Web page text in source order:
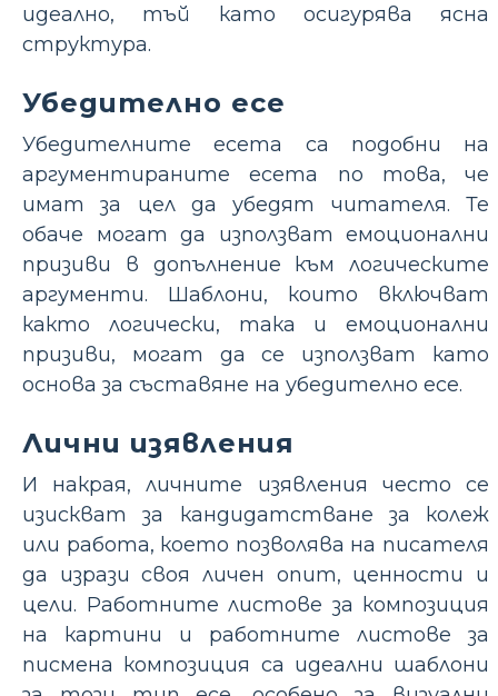
идеално, тъй като осигурява ясна
структура.
Убедително есе
Убедителните есета са подобни на
аргументираните есета по това, че
имат за цел да убедят читателя. Те
обаче могат да използват емоционални
призиви в допълнение към логическите
аргументи. Шаблони, които включват
както логически, така и емоционални
призиви, могат да се използват като
основа за съставяне на убедително есе.
Лични изявления
И накрая, личните изявления често се
изискват за кандидатстване за колеж
или работа, което позволява на писателя
да изрази своя личен опит, ценности и
цели. Работните листове за композиция
на картини и работните листове за
писмена композиция са идеални шаблони